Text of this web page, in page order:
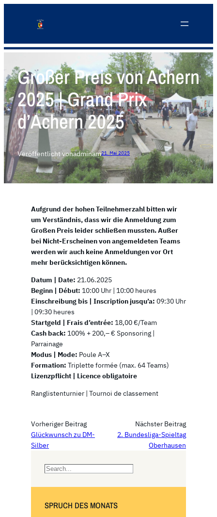
Großer Preis von Achern
2025 | Grand Prix
d’Achern 2025
Veröffentlicht vonadminam21. Mai 2025
Aufgrund der hohen Teilnehmerzahl bitten wir
um Verständnis, dass wir die Anmeldung zum
Großen Preis leider schließen mussten. Außer
bei Nicht-Erscheinen von angemeldeten Teams
werden wir auch keine Anmeldungen vor Ort
mehr berücksichtigen können.
Datum | Date: 21.06.2025
Beginn | Début: 10:00 Uhr | 10:00 heures
Einschreibung bis | Inscription jusqu’a: 09:30 Uhr
| 09:30 heures
Startgeld | Frais d’entrée: 18,00 €/Team
Cash back: 100% + 200,– € Sponsoring |
Parrainage
Modus | Mode: Poule A–X
Formation: Triplette formée (max. 64 Teams)
Lizenzpflicht | Licence obligatoire
Ranglistenturnier | Tournoi de classement
Vorheriger Beitrag
Glückwunsch zu DM-
Silber
Nächster Beitrag
2. Bundesliga-Spieltag
Oberhausen
S
r
SPRUCH DES MONATS